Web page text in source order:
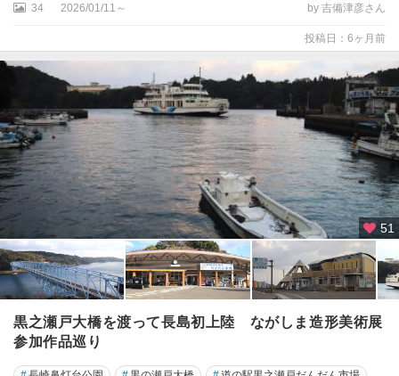
34 2026/01/11～ by 吉備津彦さん
投稿日：6ヶ月前
51
黒之瀬戸大橋を渡って長島初上陸 ながしま造形美術展
参加作品巡り